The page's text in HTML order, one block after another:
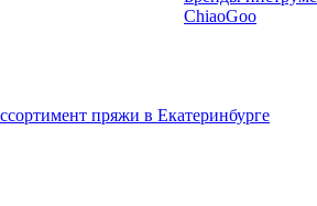
ChiaoGoo
пряжи в Екатеринбурге